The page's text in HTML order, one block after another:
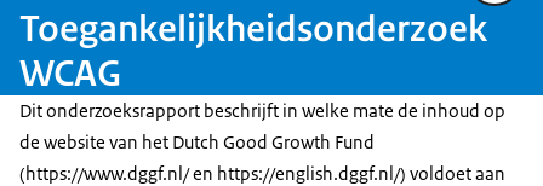
Toegankelijkheidsonderzoek
WCAG
Dit onderzoeksrapport beschrijft in welke mate de inhoud op
de website van het Dutch Good Growth Fund
(https://www.dggf.nl/ en https://english.dggf.nl/) voldoet aan